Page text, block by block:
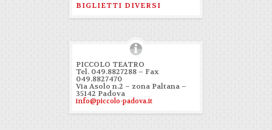
BIGLIETTI DIVERSI
PICCOLO TEATRO
Tel. 049.8827288 – Fax
049.8827470
Via Asolo n.2 – zona Paltana –
35142 Padova
info@piccolo-padova.it